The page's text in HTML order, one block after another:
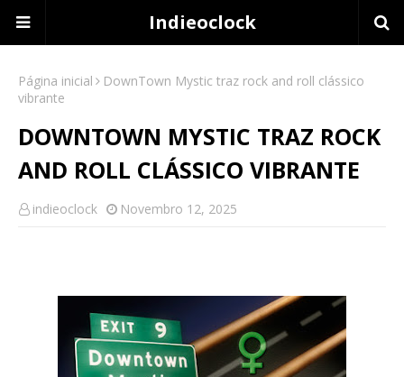
Indieoclock
Página inicial
DownTown Mystic traz rock and roll clássico
vibrante
DOWNTOWN MYSTIC TRAZ ROCK
AND ROLL CLÁSSICO VIBRANTE
indieoclock Novembro 12, 2025